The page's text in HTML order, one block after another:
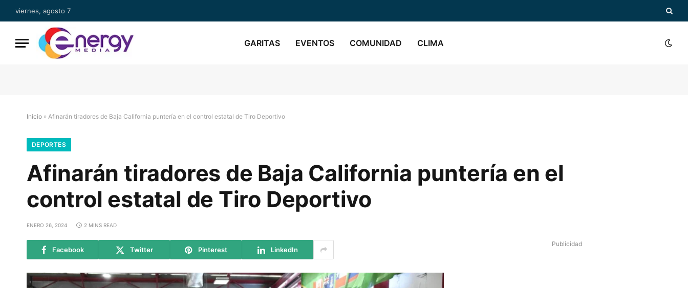
viernes, agosto 7
GARITAS EVENTOS COMUNIDAD CLIMA
Inicio » Afinarán tiradores de Baja California puntería en el control estatal de Tiro Deportivo
DEPORTES
Afinarán tiradores de Baja California puntería en el
control estatal de Tiro Deportivo
ENERO 26, 2024 2 MINS READ
Facebook Twitter Pinterest LinkedIn
Publicidad